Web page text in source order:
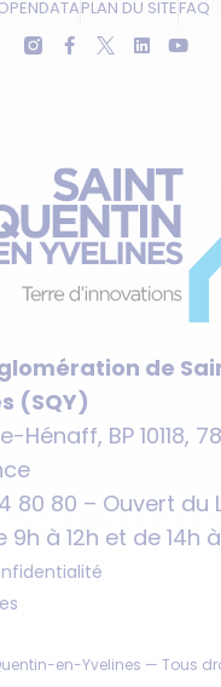
PLAN DU SITEFAQ
de
(SQY)
Hénaff, BP 10118,
80 80 – Ouvert du
à 12h et de 14h à
en-Yvelines — Tous